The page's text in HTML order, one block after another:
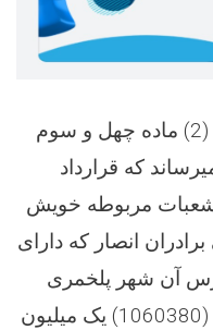
پوهنتون بغلان به تأسی از فقره (2) ماده چهل و سوم
که قرارداد
شعبات مربوطه خویش
انصار که دارای
آن شهر پلخمری
میباشد به قیمت مجموعی مبلغ (1060380) یک میلیون